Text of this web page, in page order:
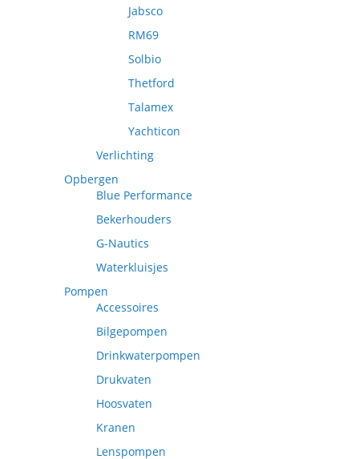
Jabsco
RM69
Solbio
Thetford
Talamex
Yachticon
Verlichting
Opbergen
Blue Performance
Bekerhouders
G-Nautics
Waterkluisjes
Pompen
Accessoires
Bilgepompen
Drinkwaterpompen
Drukvaten
Hoosvaten
Kranen
Lenspompen